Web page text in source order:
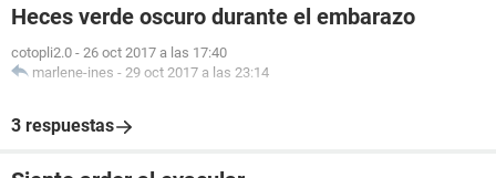
Heces verde oscuro durante el embarazo
cotopli2.0 - 26 oct 2017 a las 17:40
marlene-ines - 29 oct 2017 a las 23:14
3 respuestas